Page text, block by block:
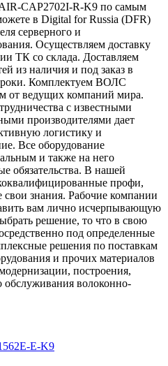
CAP2702I-R-K9 по самым
в Digital for Russia (DFR)
серверного и
Осуществляем доставку
ТК со склада. Доставляем
из наличия и под заказ в
Комплектуем ВОЛС
от ведущих компаний мира.
с известными
производителями дает
логистику и
Все оборудование
и также на него
обязательства. В нашей
профи,
знания. Рабочие компании
вам лично исчерпывающую
решение, то что в свою
под определенные
решения по поставкам
и прочих материалов
построения,
обслуживания волоконно-
E-K9